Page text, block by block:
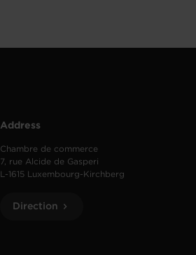
Address
Chambre de commerce
7, rue Alcide de Gasperi
L-1615 Luxembourg-Kirchberg
Direction